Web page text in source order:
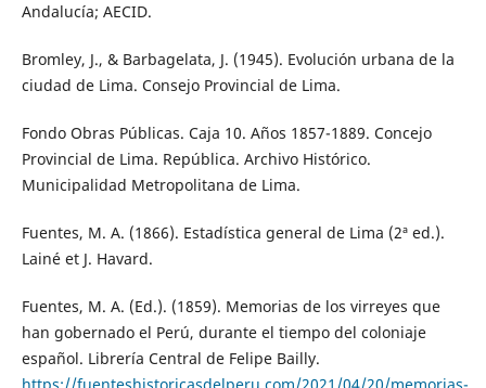
Andalucía; AECID.
Bromley, J., & Barbagelata, J. (1945). Evolución urbana de la
ciudad de Lima. Consejo Provincial de Lima.
Fondo Obras Públicas. Caja 10. Años 1857-1889. Concejo
Provincial de Lima. República. Archivo Histórico.
Municipalidad Metropolitana de Lima.
Fuentes, M. A. (1866). Estadística general de Lima (2ª ed.).
Lainé et J. Havard.
Fuentes, M. A. (Ed.). (1859). Memorias de los virreyes que
han gobernado el Perú, durante el tiempo del coloniaje
español. Librería Central de Felipe Bailly.